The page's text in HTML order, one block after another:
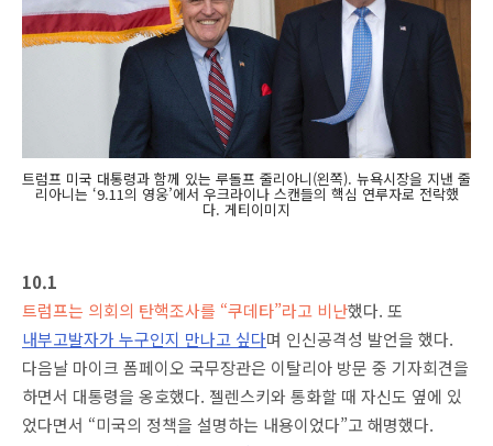
트럼프 미국 대통령과 함께 있는 루돌프 줄리아니(왼쪽). 뉴욕시장을 지낸 줄
리아니는 ‘9.11의 영웅’에서 우크라이나 스캔들의 핵심 연루자로 전락했
다. 게티이미지
10.1
트럼프는 의회의 탄핵조사를 “쿠데타”라고 비난했다. 또
내부고발자가 누구인지 만나고 싶다며 인신공격성 발언을 했다.
다음날 마이크 폼페이오 국무장관은 이탈리아 방문 중 기자회견을
하면서 대통령을 옹호했다. 젤렌스키와 통화할 때 자신도 옆에 있
었다면서 “미국의 정책을 설명하는 내용이었다”고 해명했다.